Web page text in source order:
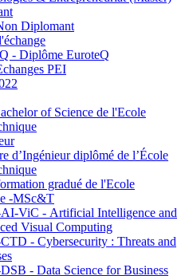
Diplomant
- Diplôme EuroteQ
PEI
of Science de l'Ecole
d’Ingénieur diplômé de l’École
gradué de l'Ecole
-MSc&T
ViC - Artificial Intelligence and
Visual Computing
- Cybersecurity : Threats and
- Data Science for Business